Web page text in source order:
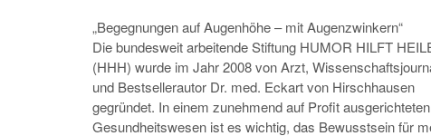
„Begegnungen auf Augenhöhe – mit Augenzwinkern“
Die bundesweit arbeitende Stiftung HUMOR HILFT
(HHH) wurde im Jahr 2008 von Arzt,
und Bestsellerautor Dr. med. Eckart von Hirschhausen
gegründet. In einem zunehmend auf Profit ausgerichteten
Gesundheitswesen ist es wichtig, das Bewusstsein für